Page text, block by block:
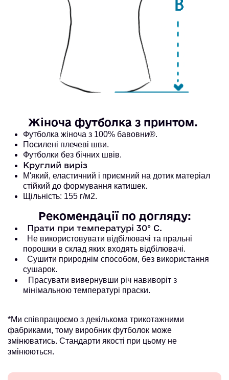
Жіноча футболка з принтом.
Футболка жіноча з 100% бавовни®.
Посилені плечеві шви.
Футболки без бічних швів.
Круглий виріз
М'який, еластичний і приємний на дотик матеріал
стійкий до формування катишек.
Щільність: 155 г/м2.
Рекомендації по догляду:
Прати при температурі 30° С.
Не використовувати відбілювачі та пральні
порошки в склад яких входять відбілювачі.
Сушити природнім способом, без використання
сушарок.
Прасувати вивернувши річ навиворіт з
мінімальною температурі праски.
*Ми співпрацюємо з декількома трикотажними
фабриками, тому виробник футболок може
змінюватись. Стандарти якості при цьому не
змінюються.